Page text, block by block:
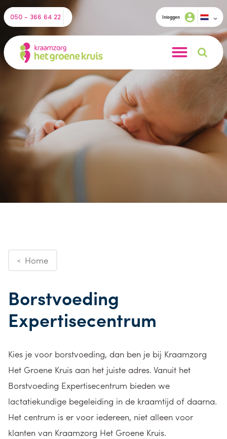
050 - 366 64 22 Inloggen
< Home
Borstvoeding
Expertisecentrum
Kies je voor borstvoeding, dan ben je bij Kraamzorg
Het Groene Kruis aan het juiste adres. Vanuit het
Borstvoeding Expertisecentrum bieden we
lactatiekundige begeleiding in de kraamtijd of daarna.
Het centrum is er voor iedereen, niet alleen voor
klanten van Kraamzorg Het Groene Kruis.